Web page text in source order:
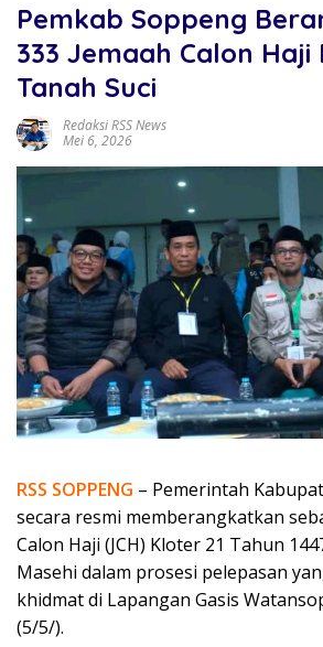
Pemkab Soppeng
333 Jemaah Calon Haji
Tanah Suci
Redaksi RSS News
Mei 6, 2026
RSS SOPPENG – Pemerintah
secara resmi memberangkatkan
Calon Haji (JCH) Kloter 21 Tahun
Masehi dalam prosesi pelepasan
khidmat di Lapangan Gasis
(5/5/).